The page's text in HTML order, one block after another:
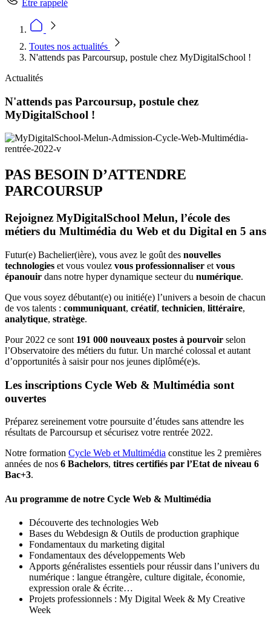
Être rappelé
Toutes nos actualités
N'attends pas Parcoursup, postule chez MyDigitalSchool !
Actualités
N'attends pas Parcoursup, postule chez
MyDigitalSchool !
PAS BESOIN D’ATTENDRE
PARCOURSUP
Rejoignez MyDigitalSchool Melun, l’école des
métiers du Multimédia du Web et du Digital en 5 ans
Futur(e) Bachelier(ière), vous avez le goût des nouvelles
technologies et vous voulez vous professionnaliser et vous
épanouir dans notre hyper dynamique secteur du numérique.
Que vous soyez débutant(e) ou initié(e) l’univers a besoin de chacun
de vos talents : communiquant, créatif, technicien, littéraire,
analytique, stratège.
Pour 2022 ce sont 191 000 nouveaux postes à pourvoir selon
l’Observatoire des métiers du futur. Un marché colossal et autant
d’opportunités à saisir pour nos jeunes diplômé(e)s.
Les inscriptions Cycle Web & Multimédia sont
ouvertes
Préparez sereinement votre poursuite d’études sans attendre les
résultats de Parcoursup et sécurisez votre rentrée 2022.
Notre formation Cycle Web et Multimédia constitue les 2 premières
années de nos 6 Bachelors, titres certifiés par l’Etat de niveau 6
Bac+3.
Au programme de notre Cycle Web & Multimédia
Découverte des technologies Web
Bases du Webdesign & Outils de production graphique
Fondamentaux du marketing digital
Fondamentaux des développements Web
Apports généralistes essentiels pour réussir dans l’univers du
numérique : langue étrangère, culture digitale, économie,
expression orale & écrite…
Projets professionnels : My Digital Week & My Creative
Week